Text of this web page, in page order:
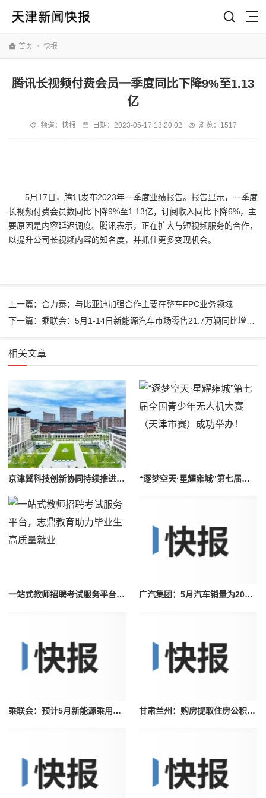
首页 > 快报
腾讯长视频付费会员一季度同比下降9%至1.13
亿
频道： 快报 日期： 2023-05-17 18:20:02 浏览：1517
5月17日，腾讯发布2023年一季度业绩报告。报告显示，一季度
长视频付费会员数同比下降9%至1.13亿，订阅收入同比下降6%，主
要原因是内容延迟调度。腾讯表示，正在扩大与短视频服务的合作，
以提升公司长视频内容的知名度，并抓住更多变现机会。
上一篇：合力泰：与比亚迪加强合作主要在整车FPC业务领域
相关文章
京津冀科技创新协同持续推进，眼神科技助推雄安新区城市大脑建设 “逐梦空天·星耀雍城”第七届全国青少年无人机大赛（天津市赛）成功举办！
一站式教师招聘考试服务平台，志鼎教育助力毕业生高质量就业 广汽集团：5月汽车销量为209606辆，同比增长14.50%
乘联会：预计5月新能源乘用车厂家批发销量67万辆环比增长11% 甘肃兰州：购房提取住房公积金期限延长至3年